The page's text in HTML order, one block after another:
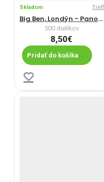
Skladom Trefl
Big Ben, Londýn - Panoramatické puzzle
500 dielikov
8,50€
Pridať do košíka